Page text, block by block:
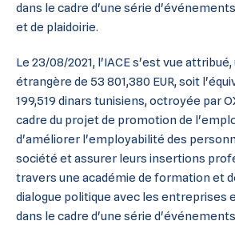
dans le cadre d'une série
et de plaidoirie.
Le 23/08/2021, l'IACE s'est vue
étrangère de 53 801,380 EUR, soit
199,519 dinars tunisiens, octroyée par
cadre du projet de promotion de
d'améliorer l'employabilité des
société et assurer leurs insertions
travers une académie de formation et
dialogue politique avec les entreprises
dans le cadre d'une série